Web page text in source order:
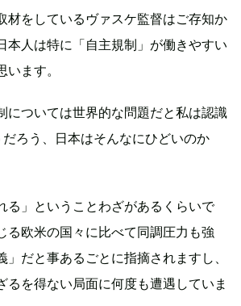
をしているヴァスケ監督はご存知か
本人は特に「自主規制」が働きやすい
ます。
については世界的な問題だと私は認識
ろう、日本はそんなにひどいのか
」ということわざがあるくらいで
る欧米の国々に比べて同調圧力も強
」だと事あるごとに指摘されますし、
るを得ない局面に何度も遭遇していま